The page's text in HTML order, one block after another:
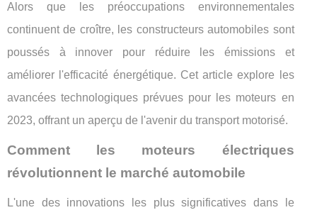
Alors que les préoccupations environnementales
continuent de croître, les constructeurs automobiles sont
poussés à innover pour réduire les émissions et
améliorer l'efficacité énergétique. Cet article explore les
avancées technologiques prévues pour les moteurs en
2023, offrant un aperçu de l'avenir du transport motorisé.
Comment les moteurs électriques
révolutionnent le marché automobile
L'une des innovations les plus significatives dans le